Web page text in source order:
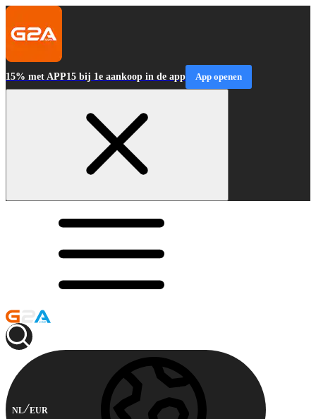
15% met APP15 bij 1e aankoop in de app App openen
NL EUR